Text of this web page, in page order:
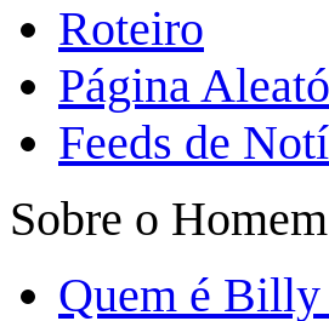
Roteiro
Página
Feeds de
Sobre o Homem
Quem é